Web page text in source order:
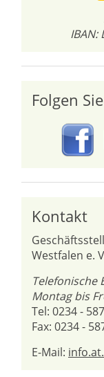
IBAN:
Folgen
Kontakt
Westfalen e.
Telefonische
Montag bis
Tel: 0234 -
Fax: 0234 -
E-Mail: